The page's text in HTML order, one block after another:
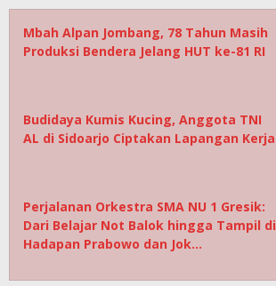
Mbah Alpan Jombang, 78 Tahun Masih
Produksi Bendera Jelang HUT ke-81 RI
Budidaya Kumis Kucing, Anggota TNI
AL di Sidoarjo Ciptakan Lapangan Kerja
Perjalanan Orkestra SMA NU 1 Gresik:
Dari Belajar Not Balok hingga Tampil di
Hadapan Prabowo dan Jok…